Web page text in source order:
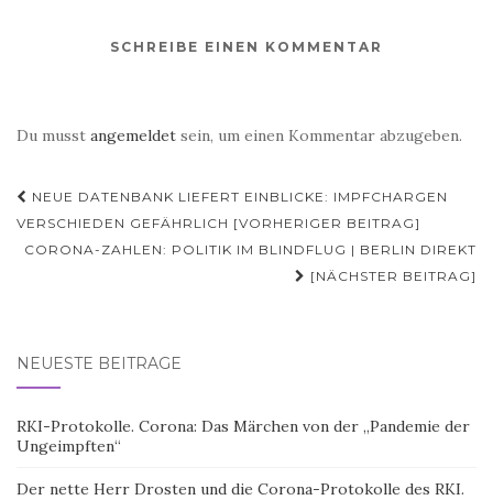
SCHREIBE EINEN KOMMENTAR
Du musst angemeldet sein, um einen Kommentar abzugeben.
Beitragsnavigation
NEUE DATENBANK LIEFERT EINBLICKE: IMPFCHARGEN
VERSCHIEDEN GEFÄHRLICH [VORHERIGER BEITRAG]
CORONA-ZAHLEN: POLITIK IM BLINDFLUG | BERLIN DIREKT
[NÄCHSTER BEITRAG]
NEUESTE BEITRÄGE
RKI-Protokolle. Corona: Das Märchen von der „Pandemie der
Ungeimpften“
Der nette Herr Drosten und die Corona-Protokolle des RKI.